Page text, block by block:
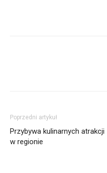
Poprzedni artykuł
Przybywa kulinarnych atrakcji
w regionie